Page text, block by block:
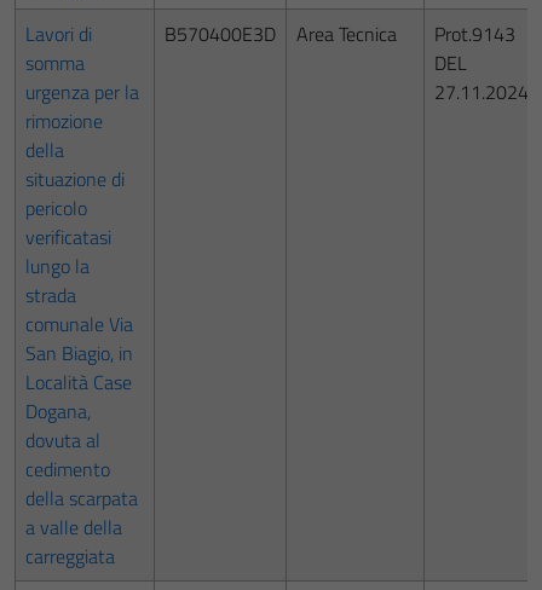
Lavori di
somma
urgenza per la
rimozione
della
situazione di
pericolo
verificatasi
lungo la
strada
comunale Via
San Biagio, in
Località Case
Dogana,
dovuta al
cedimento
della scarpata
a valle della
carreggiata
B570400E3D Area Tecnica
Prot.9143
DEL
27.11.2024